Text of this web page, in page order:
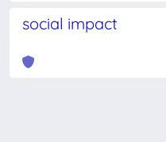
social impact